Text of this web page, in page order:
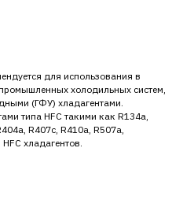
для использования в
холодильных систем,
(ГФУ) хладагентами.
типа HFC такими как R134a,
R407c, R410a, R507a,
хладагентов.